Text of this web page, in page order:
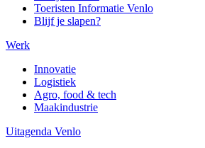
Toeristen Informatie Venlo
Blijf je slapen?
Werk
Innovatie
Logistiek
Agro, food & tech
Maakindustrie
Uitagenda Venlo